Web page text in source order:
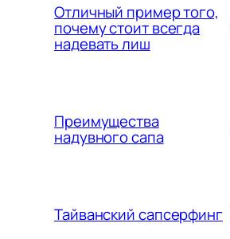
Отличный пример того,
почему стоит всегда
надевать лиш
Преимущества
надувного сапа
Тайванский сапсерфинг